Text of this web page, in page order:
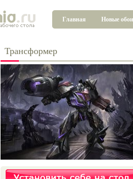
Главная Новые обои
Трансформер